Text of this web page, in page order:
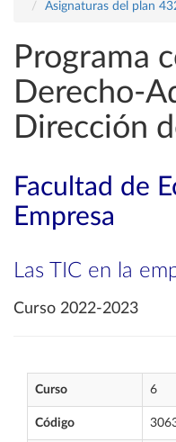
Asignaturas del plan
Programa
Derecho-
Dirección
Facultad de
Empresa
Las TIC en la
Curso 2022-2023
Curso 6
Código